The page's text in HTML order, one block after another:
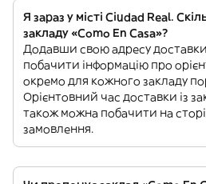
Я зараз у місті Ciudad Real.
закладу «Como En Casa»?
Додавши свою адресу
побачити інформацію про
окремо для кожного закладу
Орієнтовний час доставки із
також можна побачити на
замовлення.